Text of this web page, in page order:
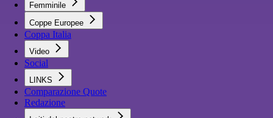
Femminile
Coppe Europee
Coppa Italia
Video
Social
LINKS
Comparazione Quote
Redazione